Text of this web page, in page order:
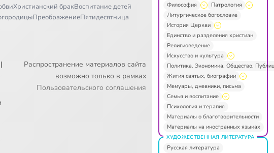
Христианский бракВоспитание детей
ПреображениеПятидесятница
|
Распространение материалов сайта
возможно только в рамках
Пользовательского соглашения
Философия
Патрология
Литургическое богословие
История Церкви
Единство и разделения христиан
Религиоведение
Искусство и культура
Политика. Экономика. Общество.
Жития святых, биографии
Мемуары, дневники, письма
Семья и воспитание
Психология и терапия
Материалы о благотворительности
Материалы на иностранных языках
ХУДОЖЕСТВЕННАЯ ЛИТЕРАТУРА
Русская литература